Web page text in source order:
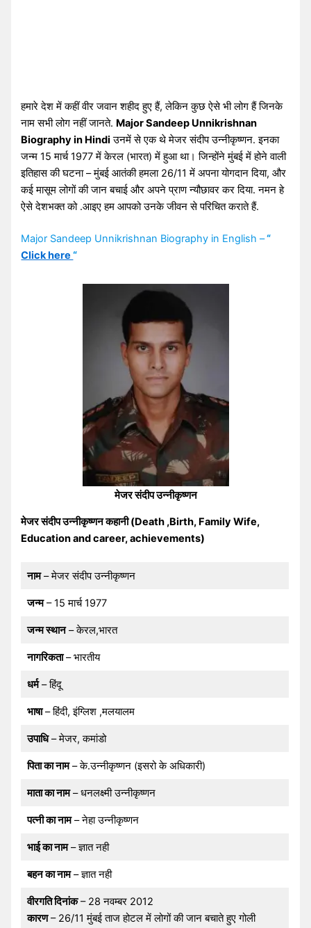
हमारे देश में कहीं वीर जवान शहीद हुए हैं, लेकिन कुछ ऐसे भी लोग हैं जिनके
नाम सभी लोग नहीं जानते. Major Sandeep Unnikrishnan
Biography in Hindi उनमें से एक थे मेजर संदीप उन्नीकृष्णन. इनका
जन्म 15 मार्च 1977 में केरल (भारत) में हुआ था। जिन्होंने मुंबई में होने वाली
इतिहास की घटना – मुंबई आतंकी हमला 26/11 में अपना योगदान दिया, और
कई मासूम लोगों की जान बचाई और अपने प्राण न्यौछावर कर दिया. नमन हे
ऐसे देशभक्त को .आइए हम आपको उनके जीवन से परिचित कराते हैं.
Major Sandeep Unnikrishnan Biography in English –“
Click here“
मेजर संदीप उन्नीकृष्णन
मेजर संदीप उन्नीकृष्णन कहानी (Death ,Birth, Family Wife,
Education and career, achievements)
नाम– मेजर संदीप उन्नीकृष्णन
जन्म– 15 मार्च 1977
जन्म स्थान– केरल,भारत
नागरिकता– भारतीय
धर्म– हिंदू
भाषा– हिंदी, इंग्लिश ,मलयालम
उपाधि– मेजर, कमांडो
पिता का नाम– के.उन्नीकृष्णन (इसरो के अधिकारी)
माता का नाम– धनलक्ष्मी उन्नीकृष्णन
पत्नी का नाम– नेहा उन्नीकृष्णन
भाई का नाम– ज्ञात नही
बहन का नाम– ज्ञात नही
वीरगति दिनांक– 28 नवम्बर 2012
कारण– 26/11 मुंबई ताज होटल में लोगों की जान बचाते हुए गोली